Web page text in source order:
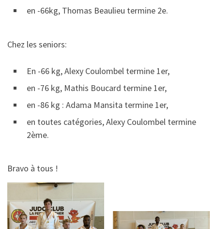
en -66kg, Thomas Beaulieu termine 2e.
Chez les seniors:
En -66 kg, Alexy Coulombel termine 1er,
en -76 kg, Mathis Boucard termine 1er,
en -86 kg : Adama Mansita termine 1er,
en toutes catégories, Alexy Coulombel termine
2ème.
Bravo à tous !